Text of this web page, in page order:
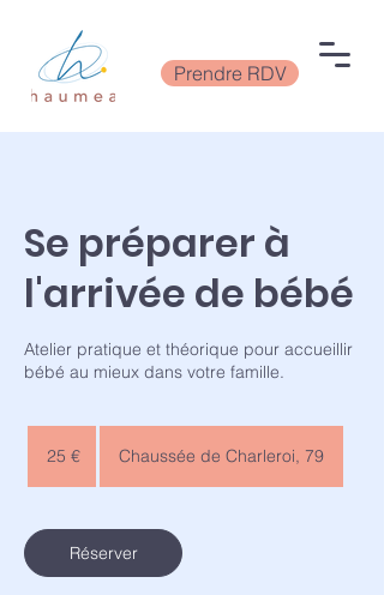
Prendre RDV
Se préparer à
l'arrivée de bébé
Atelier pratique et théorique pour accueillir
bébé au mieux dans votre famille.
25 € Chaussée de Charleroi, 79
Réserver